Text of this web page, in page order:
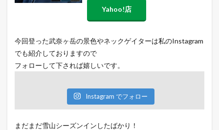
Yahoo!店
今回登った武奈ヶ岳の景色やネックゲイターは私のInstagram
でも紹介しておりますので
フォローして下されば嬉しいです。
Instagram でフォロー
まだまだ雪山シーズンインしたばかり！